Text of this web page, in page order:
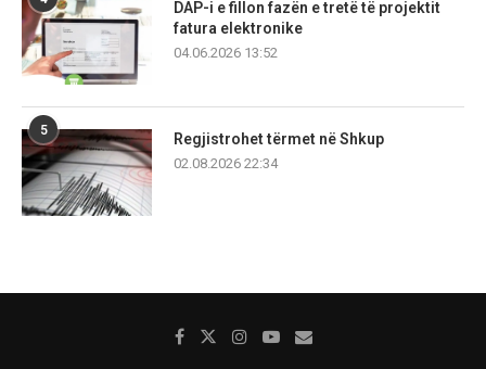
DAP-i e fillon fazën e tretë të projektit
fatura elektronike
04.06.2026 13:52
5
Regjistrohet tërmet në Shkup
02.08.2026 22:34